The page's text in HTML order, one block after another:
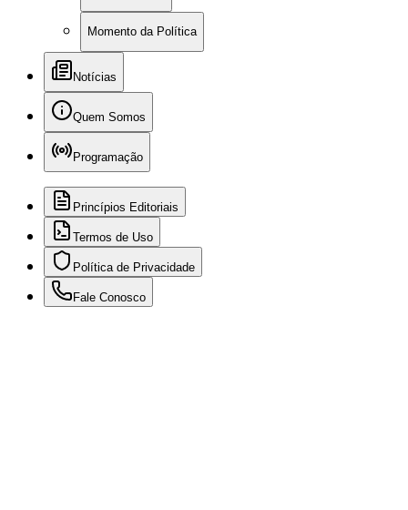
Momento da Política
Notícias
Quem Somos
Programação
Princípios Editoriais
Termos de Uso
Política de Privacidade
Fale Conosco